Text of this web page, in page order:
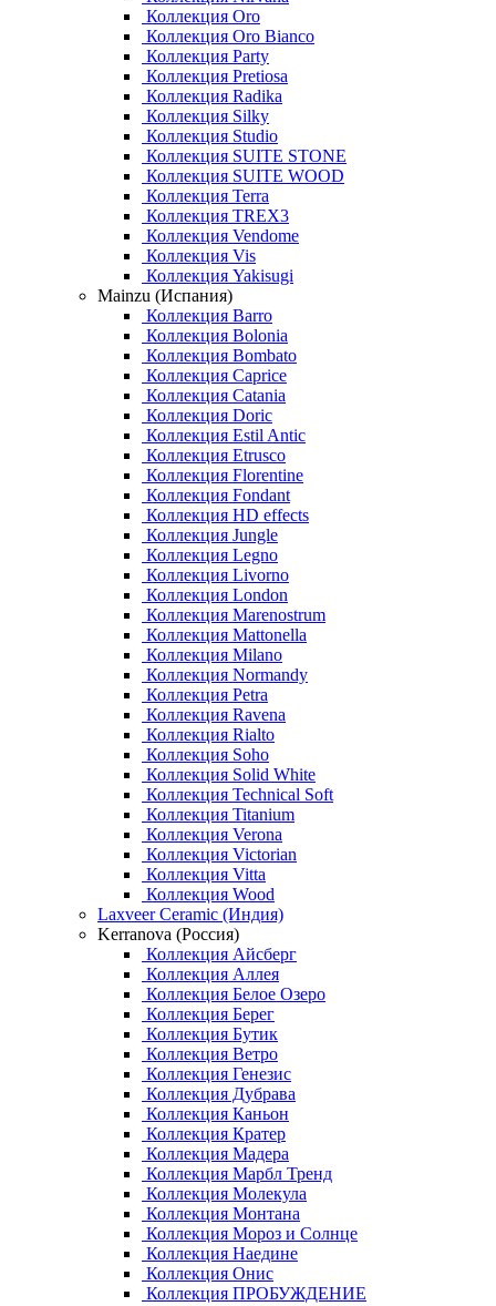
Коллекция Oro
Коллекция Oro Bianco
Коллекция Party
Коллекция Pretiosa
Коллекция Radika
Коллекция Silky
Коллекция Studio
Коллекция SUITE STONE
Коллекция SUITE WOOD
Коллекция Terra
Коллекция TREX3
Коллекция Vendome
Коллекция Vis
Коллекция Yakisugi
Mainzu (Испания)
Коллекция Barro
Коллекция Bolonia
Коллекция Bombato
Коллекция Caprice
Коллекция Catania
Коллекция Doric
Коллекция Estil Antic
Коллекция Etrusco
Коллекция Florentine
Коллекция Fondant
Коллекция HD effects
Коллекция Jungle
Коллекция Legno
Коллекция Livorno
Коллекция London
Коллекция Marenostrum
Коллекция Mattonella
Коллекция Milano
Коллекция Normandy
Коллекция Petra
Коллекция Ravena
Коллекция Rialto
Коллекция Soho
Коллекция Solid White
Коллекция Technical Soft
Коллекция Titanium
Коллекция Verona
Коллекция Victorian
Коллекция Vitta
Коллекция Wood
Laxveer Ceramic (Индия)
Kerranova (Россия)
Коллекция Айсберг
Коллекция Аллея
Коллекция Белое Озеро
Коллекция Берег
Коллекция Бутик
Коллекция Ветро
Коллекция Генезис
Коллекция Дубрава
Коллекция Каньон
Коллекция Кратер
Коллекция Мадера
Коллекция Марбл Тренд
Коллекция Молекула
Коллекция Монтана
Коллекция Мороз и Солнце
Коллекция Наедине
Коллекция Онис
Коллекция ПРОБУЖДЕНИЕ